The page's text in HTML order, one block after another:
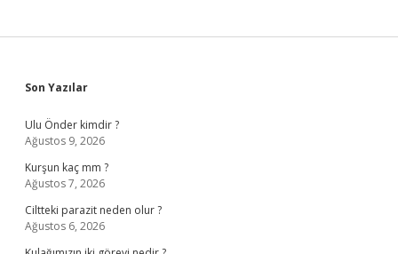
Sidebar
Son Yazılar
Ulu Önder kimdir ?
Ağustos 9, 2026
Kurşun kaç mm ?
Ağustos 7, 2026
Ciltteki parazit neden olur ?
Ağustos 6, 2026